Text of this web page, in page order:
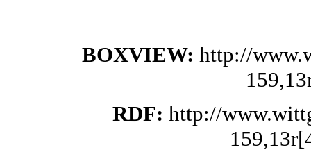
BOXVIEW: http://
RDF: http://